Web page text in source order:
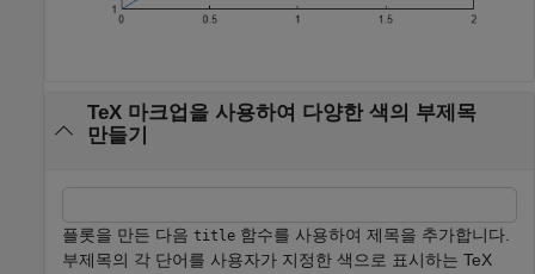
TeX 마크업을 사용하여 다양한 색의 부제목
만들기
플롯을 만든 다음 title 함수를 사용하여 제목을 추가합니다.
부제목의 각 단어를 사용자가 지정한 색으로 표시하는 TeX